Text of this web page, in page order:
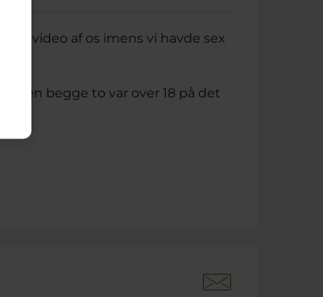
en video af os imens vi havde sex
men begge to var over 18 på det